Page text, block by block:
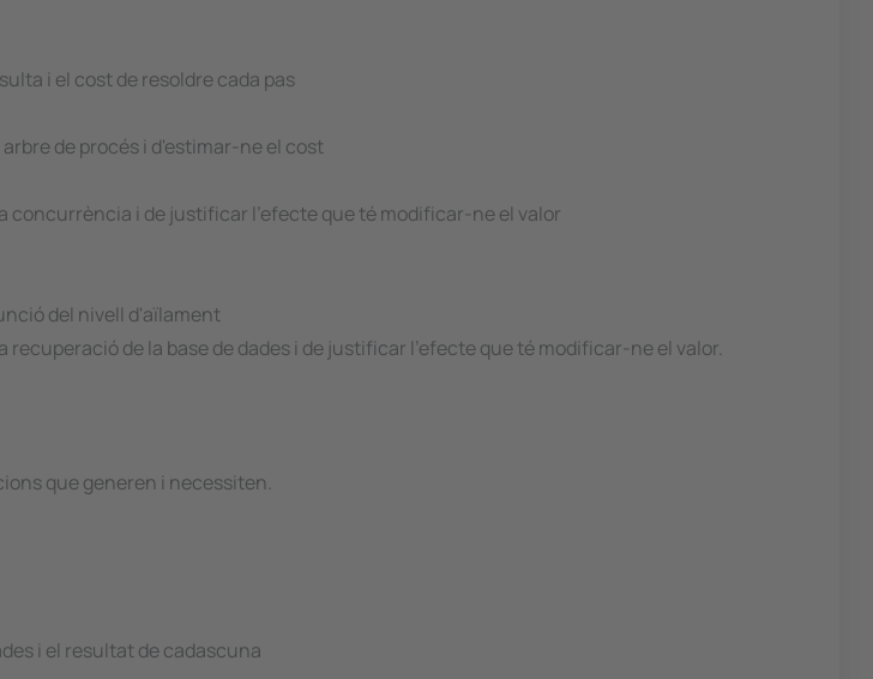
i el cost de resoldre cada pas
de procés i d'estimar-ne el cost
concurrència i de justificar l'efecte que té modificar-ne el valor
del nivell d'aïlament
de la base de dades i de justificar l'efecte que té modificar-ne el valor.
que generen i necessiten.
i el resultat de cadascuna